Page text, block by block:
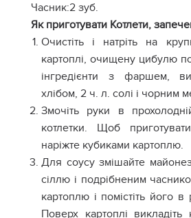
Часник:2 зуб.
Як приготувати Котлети,
Очистіть і натріть на
картоплі, очищену цибулю
інгредієнти з фаршем,
хлібом, 2 ч. л. солі і чорним
Змочіть руки в
котлетки. Щоб
наріжте кубиками картоплю.
Для соусу змішайте
сіллю і подрібненим
картоплю і помістіть його
Поверх картоплі викладіть